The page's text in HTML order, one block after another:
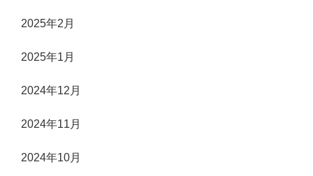
2025年2月
2025年1月
2024年12月
2024年11月
2024年10月